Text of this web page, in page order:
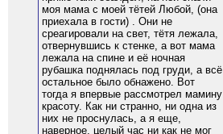
моя мама с моей тётей Любой, (она
приехала в гости) . Они не
среагировали на свет, тётя лежала,
отвернувшись к стенке, а вот мама
лежала на спине и её ночная
рубашка поднялась под груди, а всё
остальное было обнажено. Вот
тогда я впервые рассмотрел мамину
красоту. Как ни странно, ни одна из
них не проснулась, а я еще,
наверное, целый час ни как не мог